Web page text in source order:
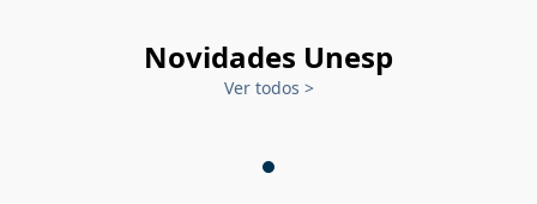
Novidades Unesp
Ver todos >